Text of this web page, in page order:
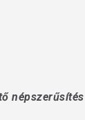
népszerűsítés